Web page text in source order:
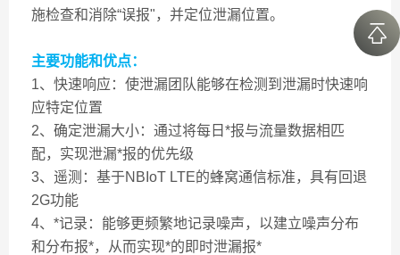
施检查和消除“误报"，并定位泄漏位置。
主要功能和优点：
1、快速响应：使泄漏团队能够在检测到泄漏时快速响
应特定位置
2、确定泄漏大小：通过将每日*报与流量数据相匹
配，实现泄漏*报的优先级
3、遥测：基于NBIoT LTE的蜂窝通信标准，具有回退
2G功能
4、*记录：能够更频繁地记录噪声，以建立噪声分布
和分布报*，从而实现*的即时泄漏报*